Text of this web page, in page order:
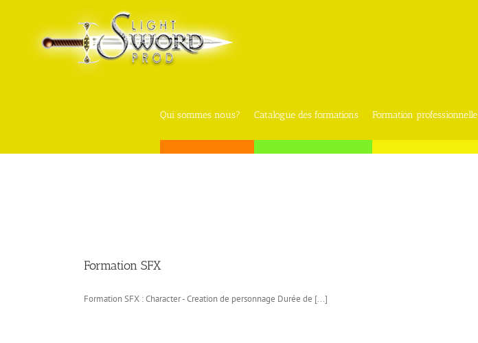
Qui sommes nous? Catalogue des formations Formation professionnelle
Formation SFX
Formation SFX : Character - Creation de personnage Durée de [...]